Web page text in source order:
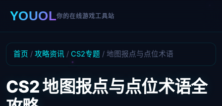
YOUOL你的在线游戏工具站
首页 / 攻略资讯 / CS2专题 / 地图报点与点位术语
CS2 地图报点与点位术语全